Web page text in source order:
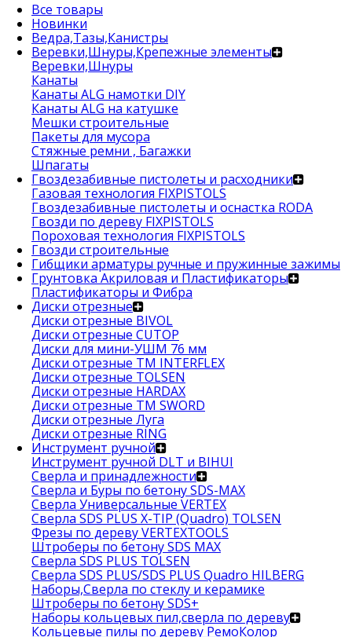
Все товары
Новинки
Ведра,Тазы,Канистры
Веревки,Шнуры,Крепежные элементы
Веревки,Шнуры
Канаты
Канаты ALG намотки DIY
Канаты ALG на катушке
Мешки строительные
Пакеты для мусора
Стяжные ремни , Багажки
Шпагаты
Гвоздезабивные пистолеты и расходники
Газовая технология FIXPISTOLS
Гвоздезабивные пистолеты и оснастка RODA
Гвозди по дереву FIXPISTOLS
Пороховая технология FIXPISTOLS
Гвозди строительные
Гибщики арматуры ручные и пружинные зажимы
Грунтовка Акриловая и Пластификаторы
Пластификаторы и Фибра
Диски отрезные
Диски отрезные BIVOL
Диски отрезные CUTOP
Диски для мини-УШМ 76 мм
Диски отрезные ТМ INTERFLEX
Диски отрезные TOLSEN
Диски отрезные HARDAX
Диски отрезные ТМ SWORD
Диски отрезные Луга
Диски отрезные RING
Инструмент ручной
Инструмент ручной DLT и BIHUI
Сверла и принадлежности
Сверла и Буры по бетону SDS-MAX
Сверла Универсальные VERTEX
Сверла SDS PLUS X-TIP (Quadro) TOLSEN
Фрезы по дереву VERTEXTOOLS
Штроберы по бетону SDS MAX
Сверла SDS PLUS TOLSEN
Сверла SDS PLUS/SDS PLUS Quadro HILBERG
Наборы,Сверла по стеклу и керамике
Штроберы по бетону SDS+
Наборы кольцевых пил,сверла по дереву
Кольцевые пилы по дереву РемоКолор